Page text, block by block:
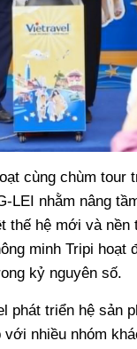
cùng chùm tour
LEI nhằm nâng
thế hệ mới và
minh Tripi hoạt
kỷ nguyên số.
phát triển hệ sản
nhiều nhóm